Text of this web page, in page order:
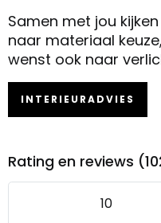
Samen met jou
naar materiaal
wenst ook naar
INTERIEURADVIES
Rating en reviews
10